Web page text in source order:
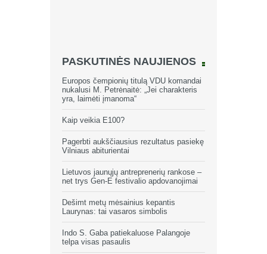
PASKUTINĖS NAUJIENOS
Europos čempionių titulą VDU komandai
nukalusi M. Petrėnaitė: „Jei charakteris
yra, laimėti įmanoma“
Kaip veikia E100?
Pagerbti aukščiausius rezultatus pasiekę
Vilniaus abiturientai
Lietuvos jaunųjų antreprenerių rankose –
net trys Gen-E festivalio apdovanojimai
Dešimt metų mėsainius kepantis
Laurynas: tai vasaros simbolis
Indo S. Gaba patiekaluose Palangoje
telpa visas pasaulis